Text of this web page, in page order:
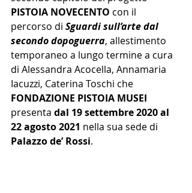
PISTOIA NOVECENTO con il
percorso di Sguardi sull’arte dal
secondo dopoguerra, allestimento
temporaneo a lungo termine a cura
di Alessandra Acocella, Annamaria
Iacuzzi, Caterina Toschi che
FONDAZIONE PISTOIA MUSEI
presenta dal 19 settembre 2020 al
22 agosto 2021 nella sua sede di
Palazzo de’ Rossi.